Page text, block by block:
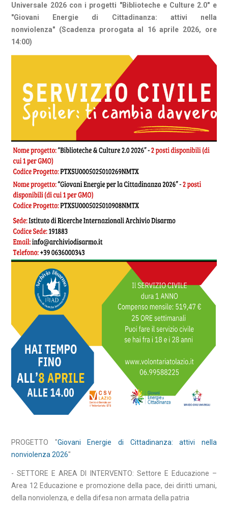
Universale 2026 con i progetti "Biblioteche e Culture 2.0" e
"Giovani Energie di Cittadinanza: attivi nella
nonviolenza" (Scadenza prorogata al 16 aprile 2026, ore
14:00)
PROGETTO "Giovani Energie di Cittadinanza: attivi nella
nonviolenza 2026"
- SETTORE E AREA DI INTERVENTO: Settore E Educazione –
Area 12 Educazione e promozione della pace, dei diritti umani,
della nonviolenza, e della difesa non armata della patria